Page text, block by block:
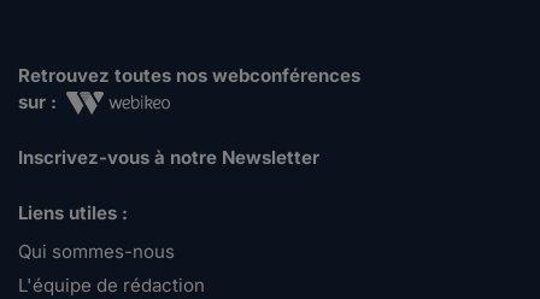
Retrouvez toutes nos webconférences
sur :
Inscrivez-vous à notre Newsletter
Liens utiles :
Qui sommes-nous
L'équipe de rédaction